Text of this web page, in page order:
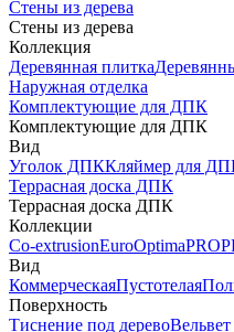
Стены из дерева
Стены из дерева
Коллекция
Деревянная плитка
Наружная отделка
Комплектующие для ДПК
Комплектующие для ДПК
Вид
Уголок ДПККляймер для
Террасная доска ДПК
Террасная доска ДПК
Коллекции
Co-extrusionEuroOptimaPRO
Вид
КоммерческаяПустотелая
Поверхность
Тиснение под деревоВельвет